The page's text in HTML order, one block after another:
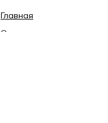
Главная
О компании